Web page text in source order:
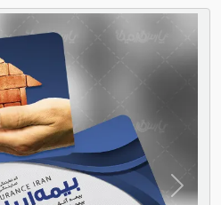
Previous